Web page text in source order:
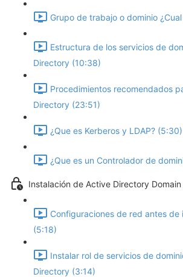
Grupo de trabajo o dominio
Estructura de los servicios de
Directory (10:38)
Procedimientos recomendados
Directory (23:51)
¿Que es Kerberos y LDAP? (5:30)
¿Que es un Controlador de
Instalación de Active Directory
Configuraciones de red antes de
(5:18)
Instalar rol de servicios de
Directory (3:14)